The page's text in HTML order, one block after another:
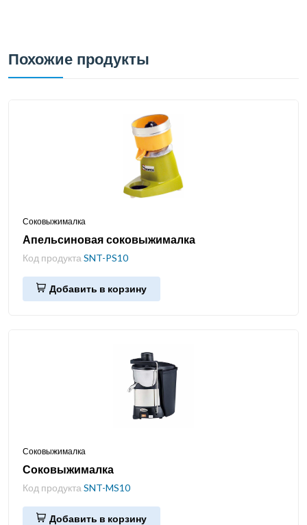
Похожие продукты
Соковыжималка
Апельсиновая соковыжималка
Код продукта SNT-PS10
Добавить в корзину
Соковыжималка
Соковыжималка
Код продукта SNT-MS10
Добавить в корзину